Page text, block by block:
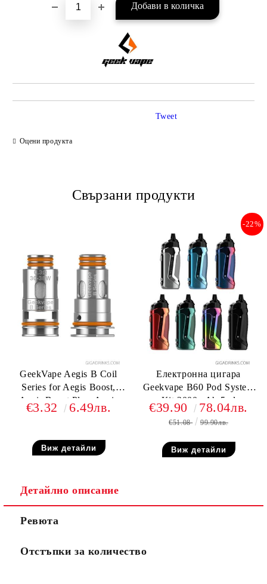
Оцени продукта
Tweet
Свързани продукти
GeekVape Aegis B Coil
Series for Aegis Boost,
Aegis Boost Plus, Aegis
Hero, Zeus Nano, Mero
Bonus, Z50 kit
€3.32 6.49лв.
Виж детайли
Електронна цигара
Geekvape B60 Pod System
Kit 2000mAh 5ml
-22%
€39.90 78.04лв.
€51.08 99.90лв.
Виж детайли
Детайлно описание
Ревюта
Отстъпки за количество